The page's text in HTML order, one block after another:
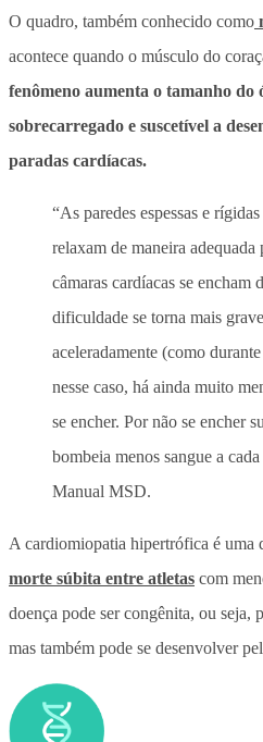
O quadro, também conhecido como
acontece quando o músculo do
fenômeno aumenta o tamanho do
sobrecarregado e suscetível a
paradas cardíacas.
“As paredes espessas e
relaxam de maneira adequada
câmaras cardíacas se encham
dificuldade se torna mais
aceleradamente (como
nesse caso, há ainda muito
se encher. Por não se encher
bombeia menos sangue a
Manual MSD.
A cardiomiopatia hipertrófica é uma
morte súbita entre atletas com
doença pode ser congênita, ou seja,
mas também pode se desenvolver